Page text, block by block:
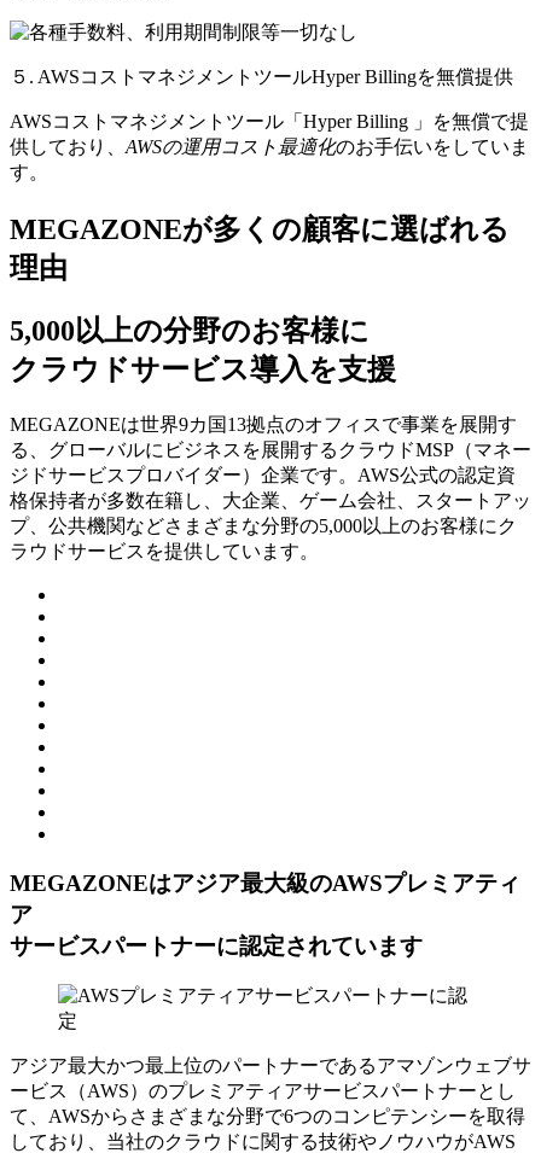
５. AWSコストマネジメントツールHyper Billingを無償提供
AWSコストマネジメントツール「Hyper Billing 」を無償で提
供しており、 AWSの運⽤コスト最適化のお⼿伝いをしていま
す。
MEGAZONEが多くの顧客に選ばれる
理由
5,000以上の分野のお客様に
クラウドサービス導入を支援
MEGAZONEは世界9カ国13拠点のオフィスで事業を展開す
る、グローバルにビジネスを展開するクラウドMSP（マネー
ジドサービスプロバイダー）企業です。AWS公式の認定資
格保持者が多数在籍し、⼤企業、ゲーム会社、スタートアッ
プ、公共機関などさまざまな分野の5,000以上のお客様にク
ラウドサービスを提供しています。
MEGAZONEはアジア最⼤級のAWSプレミアティ
ア
サービスパートナーに認定されています
アジア最大かつ最上位のパートナーであるアマゾンウェブサ
ービス（AWS）のプレミアティアサービスパートナーとし
て、AWSからさまざまな分野で6つのコンピテンシーを取得
しており、当社のクラウドに関する技術やノウハウがAWS